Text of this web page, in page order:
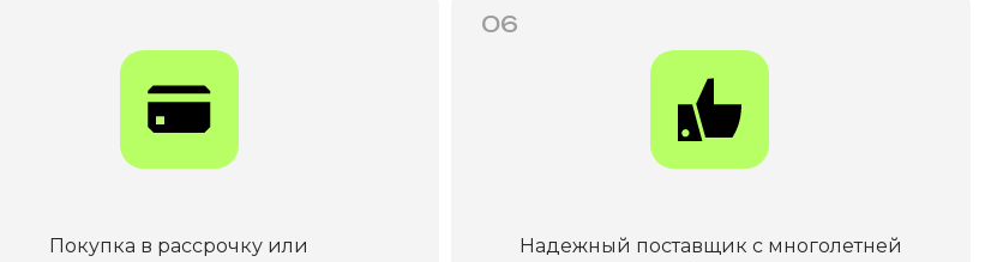
Покупка в рассрочку или
06
Надежный поставщик с многолетней